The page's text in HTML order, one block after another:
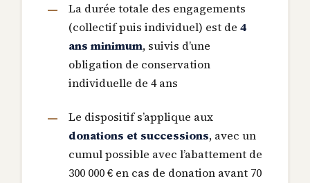
La durée totale des engagements
(collectif puis individuel) est de 4
ans minimum, suivis d’une
obligation de conservation
individuelle de 4 ans
Le dispositif s’applique aux
donations et successions, avec un
cumul possible avec l’abattement de
300 000 € en cas de donation avant 70